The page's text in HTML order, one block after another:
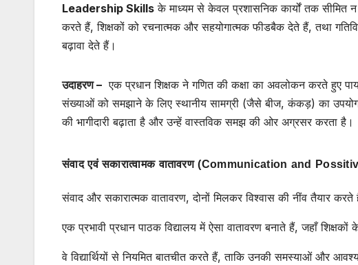
Leadership Skills के माध्यम से केवल प्रशासनिक कार्यों तक
करते हैं, शिक्षकों को रचनात्मक और सहयोगात्मक फीडबैक देते हैं, तथा
बढ़ावा देते हैं।
उदाहरण – एक प्रधान शिक्षक ने गणित की कक्षा का अवलोकन करते हुए
संख्याओं को समझाने के लिए स्थानीय सामग्री (जैसे बीज, कंकड़) का
की भागीदारी बढ़ाता है और उन्हें वास्तविक समझ की ओर अग्रसर करता है।
संवाद एवं सकारात्वामक वातावरण (Communication and
संवाद और सकारात्मक वातावरण, दोनों मिलकर विश्वास की नींव तैयार करते
एक प्रभावी प्रधान पाठक विद्यालय में ऐसा वातावरण बनाते हैं, जहाँ
वे विद्यार्थियों से नियमित बातचीत करते हैं, ताकि उनकी समस्याओं और